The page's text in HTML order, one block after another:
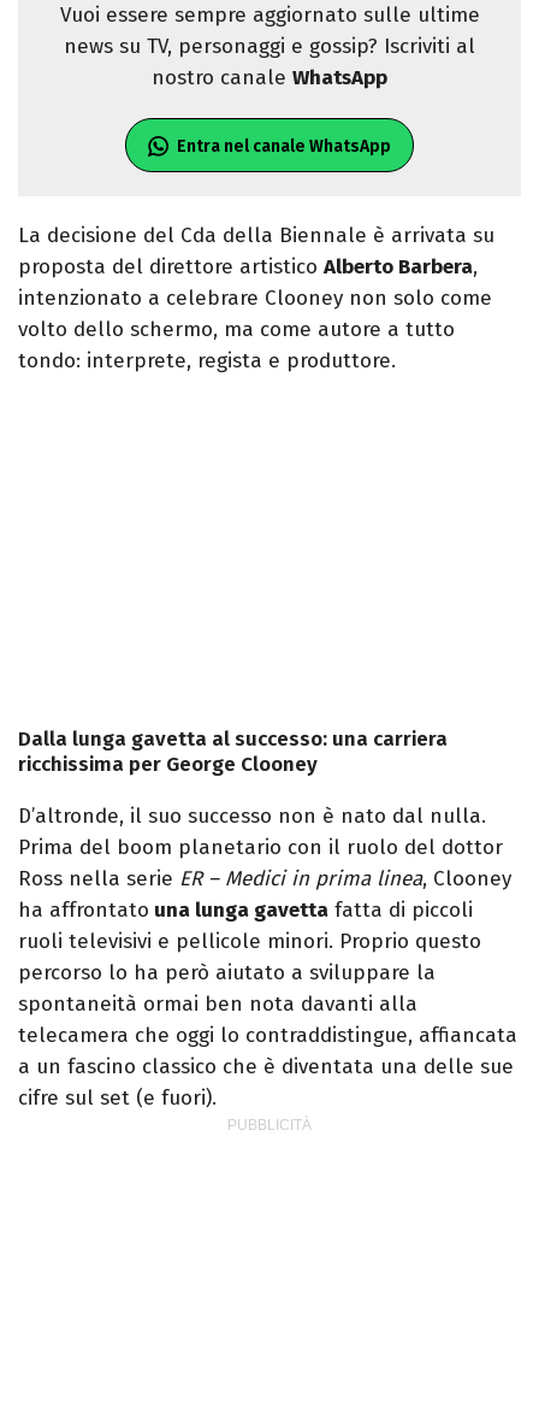
Vuoi essere sempre aggiornato sulle ultime
news su TV, personaggi e gossip? Iscriviti al
nostro canale WhatsApp
Entra nel canale WhatsApp
La decisione del Cda della Biennale è arrivata su
proposta del direttore artistico Alberto Barbera,
intenzionato a celebrare Clooney non solo come
volto dello schermo, ma come autore a tutto
tondo: interprete, regista e produttore.
Dalla lunga gavetta al successo: una carriera
ricchissima per George Clooney
D’altronde, il suo successo non è nato dal nulla.
Prima del boom planetario con il ruolo del dottor
Ross nella serie ER – Medici in prima linea, Clooney
ha affrontato una lunga gavetta fatta di piccoli
ruoli televisivi e pellicole minori. Proprio questo
percorso lo ha però aiutato a sviluppare la
spontaneità ormai ben nota davanti alla
telecamera che oggi lo contraddistingue, affiancata
a un fascino classico che è diventata una delle sue
cifre sul set (e fuori).